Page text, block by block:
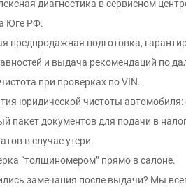
диагностика в сервисном
Юге РФ.
предпродажная подготовка,
и выдача рекомендаций по
чистота при проверках по VIN.
юридической чистоты
пакет документов для подачи в
в случае утери.
“толщиномером” прямо в салоне.
замечания после выдачи? Мы